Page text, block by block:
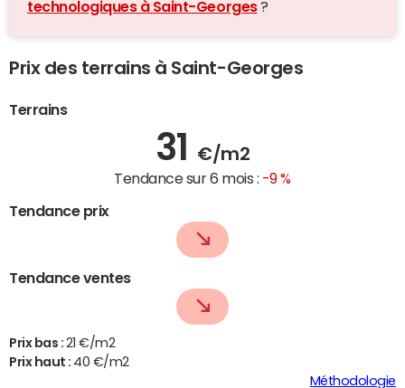
technologiques à Saint-Georges?
Prix des terrains à Saint-Georges
Terrains
31 €/m2
Tendance sur 6 mois : -9 %
Tendance prix
Tendance ventes
Prix bas : 21 €/m2
Prix haut : 40 €/m2
Méthodologie